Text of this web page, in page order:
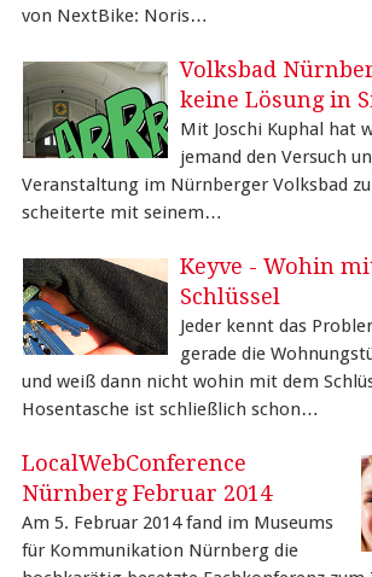
von NextBike: Noris…
Volksbad
keine Lösung in
Mit Joschi Kuphal hat
jemand den Versuch
Veranstaltung im Nürnberger Volksbad
scheiterte mit seinem…
Keyve - Wohin
Schlüssel
Jeder kennt das
gerade die
und weiß dann nicht wohin mit dem
Hosentasche ist schließlich schon…
LocalWebConference
Nürnberg Februar 2014
Am 5. Februar 2014 fand im Museums
für Kommunikation Nürnberg die